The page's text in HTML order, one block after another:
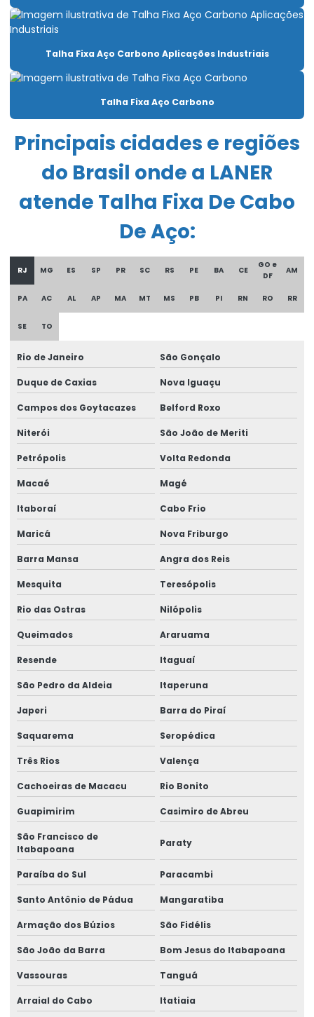
Carro Talha Duplaviga Eletrônico
Carro Talha Motorizado Para Cargas Pesadas
Célula carga industrial
Chave fim de curso para ponte rolante
Compra De Carro Talha Duplaviga Para Elevação
Comprar Talha Fixa Aço Carbono
Comprar Talha Nova Para Elevação Industrial
Cortina de cabo ponte rolante
Curso De Reciclagem Para Operadores De Talhas
Discos de freios ponte rolante multimarcas
Distribuidor autorizado swf krantechnik brasil
Empresa especializada em manutenção de ponte rolante
Empresa de ponte rolante
Empresa de talha elétrica
Empresas de barramento blindado
Empresas de manutenção em ponte rolante
Equipamentos swf krantechnik brasil
Especialista Em Manutenção De Cargas
Esteira porta cabo para ponte rolante
Fabricação de caminho de rolamento
Fornecedores de cabo de aço
Fornecedores de talha elétrica
Freio para ponte rolante multimarcas
Gancho para ponte rolante
Importadora de equipamento swf
Importadora de peças ponte rolante multimarcas
Inspeção De Pontes Rolantes Conforme Abnt
Instalação de barramento blindado
Instalação De Pontes Rolantes Com Segurança
Instalação de nr 12 em pontes rolantes
Inversor de frequência para ponte rolante
Laudo de ponte rolante
Talha Fixa Aço Carbono Aplicações Industriais
Talha Fixa Aço Carbono
Principais cidades e regiões
do Brasil onde a LANER
atende Talha Fixa De Cabo
De Aço:
RJ MG ES SP PR SC RS PE BA CE
GO e
DF
AM
PA AC AL AP MA MT MS PB PI RN RO RR
SE TO
Rio de Janeiro São Gonçalo
Duque de Caxias Nova Iguaçu
Campos dos Goytacazes Belford Roxo
Niterói São João de Meriti
Petrópolis Volta Redonda
Macaé Magé
Itaboraí Cabo Frio
Maricá Nova Friburgo
Barra Mansa Angra dos Reis
Mesquita Teresópolis
Rio das Ostras Nilópolis
Queimados Araruama
Resende Itaguaí
São Pedro da Aldeia Itaperuna
Japeri Barra do Piraí
Saquarema Seropédica
Três Rios Valença
Cachoeiras de Macacu Rio Bonito
Guapimirim Casimiro de Abreu
São Francisco de
Itabapoana
Paraty
Paraíba do Sul Paracambi
Santo Antônio de Pádua Mangaratiba
Armação dos Búzios São Fidélis
São João da Barra Bom Jesus do Itabapoana
Vassouras Tanguá
Arraial do Cabo Itatiaia